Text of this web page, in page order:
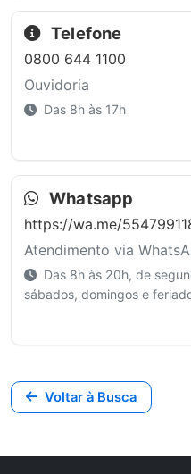
Telefone
0800 644 1100
Ouvidoria
Das 8h às 17h
Whatsapp
https://wa.me/
Atendimento via
Das 8h às 20h, de
sábados, domingos e
Voltar à Busca